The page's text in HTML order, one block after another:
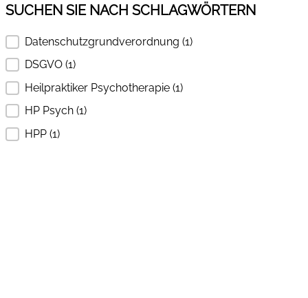
SUCHEN SIE NACH SCHLAGWÖRTERN
Datenschutzgrundverordnung (1)
DSGVO (1)
Heilpraktiker Psychotherapie (1)
HP Psych (1)
HPP (1)